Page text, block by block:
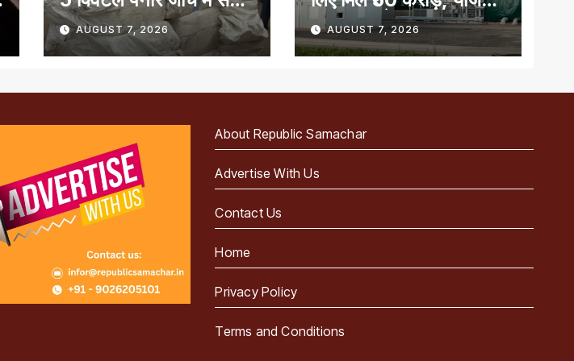
पाया गया
AUGUST 7, 2026
का लाभ पाने वाला देश का
पहला राज्य
AUGUST 7, 2026
About Republic Samachar
Advertise With Us
Contact Us
Home
Privacy Policy
Terms and Conditions